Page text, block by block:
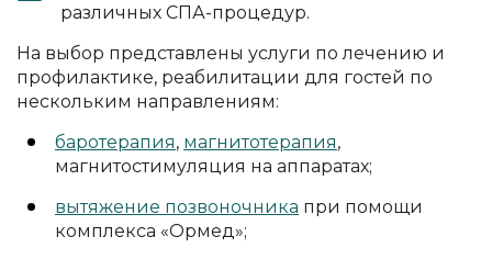
различных СПА-процедур.
На выбор представлены услуги по лечению и
профилактике, реабилитации для гостей по
нескольким направлениям:
баротерапия, магнитотерапия,
магнитостимуляция на аппаратах;
вытяжение позвоночника при помощи
комплекса «Ормед»;